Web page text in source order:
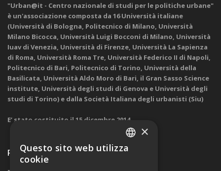
"Urban@it - Centro nazionale di studi per le politiche urbane"
è un'associazione composta da 16 Università italiane
(Università di Bologna, Politecnico di Milano, Università
Milano Bicocca, Università Luigi Bocconi di Milano, Università
Iuav di Venezia, Università di Firenze, Università La Sapienza
di Roma, Università Roma Tre, Università Federico II di Napoli,
Politecnico di Bari, Politecnico di Torino, Università della
Basilicata, Università Aldo Moro di Bari, il Gran Sasso Science
institute, Università degli studi di Genova e Università degli
studi di Torino) e dalla Società Italiana degli urbanisti (Siu)
E’ stato costituito il 15 dicembre 2014.
Ricevi nostre comunicazioni ITALIAN
×
Questo sito web utilizza
cookie